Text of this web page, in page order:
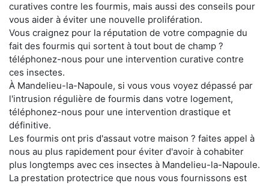
curatives contre les fourmis, mais aussi des conseils pour
vous aider à éviter une nouvelle prolifération.
Vous craignez pour la réputation de votre compagnie du
fait des fourmis qui sortent à tout bout de champ ?
téléphonez-nous pour une intervention curative contre
ces insectes.
À Mandelieu-la-Napoule, si vous vous voyez dépassé par
l'intrusion régulière de fourmis dans votre logement,
téléphonez-nous pour une intervention drastique et
définitive.
Les fourmis ont pris d'assaut votre maison ? faites appel à
nous au plus rapidement pour éviter d'avoir à cohabiter
plus longtemps avec ces insectes à Mandelieu-la-Napoule.
La prestation protectrice que nous vous fournissons est